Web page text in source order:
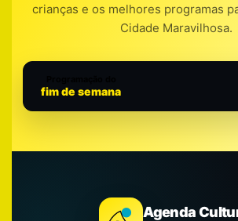
crianças e os melhores programas
Cidade Maravilhosa.
fim de semana
Agenda